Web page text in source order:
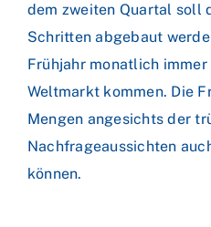
dem zweiten Quartal soll
Schritten abgebaut
Frühjahr monatlich
Weltmarkt kommen. Die
Mengen angesichts der
Nachfrageaussichten
können.